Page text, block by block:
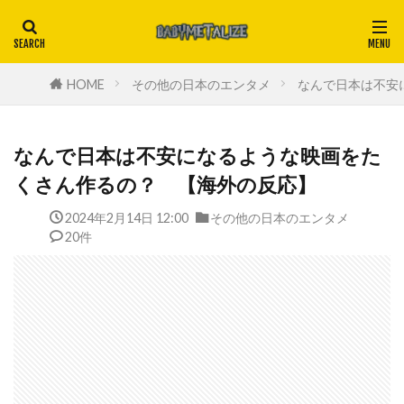
HOME その他の日本のエンタメ なんで日本は不
なんで日本は不安になるような映画をた
くさん作るの？ 【海外の反応】
2024年2月14日 12:00
その他の日本のエンタメ
20件